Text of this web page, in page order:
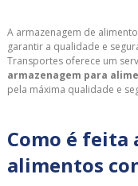
A armazenagem de
garantir a qualidade e
Transportes oferece um
armazenagem para
pela máxima qualidade e
Como é feita
alimentos